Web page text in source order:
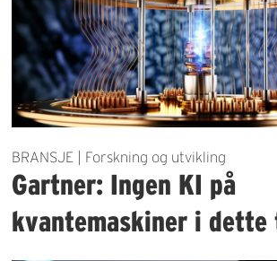
BRANSJE | Forskning og utvikling
Gartner: Ingen KI på
kvantemaskiner i dette